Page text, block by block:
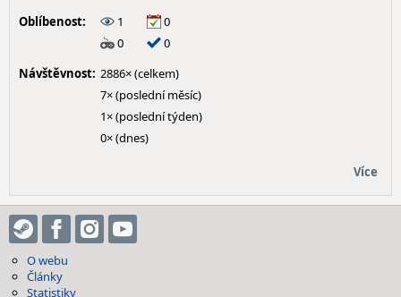
Oblíbenost:
1
0
0
0
Návštěvnost: 2886× (celkem)
7× (poslední měsíc)
1× (poslední týden)
0× (dnes)
Více
O webu
Články
Statistiky